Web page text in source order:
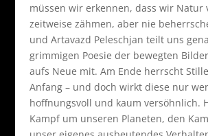
müssen wir erkennen, dass wir Natur
zeitweise zähmen, aber nie
und Artavazd Peleschjan teilt uns
grimmigen Poesie der bewegten
aufs Neue mit. Am Ende herrscht
Anfang – und doch wirkt diese nur
hoffnungsvoll und kaum versöhnlich.
Kampf um unseren Planeten, den